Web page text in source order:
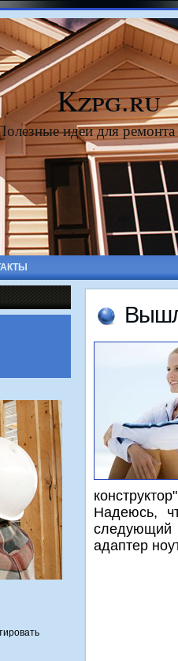
Kzpg.ru
идеи для
Надеюсь,
следующий
адаптер